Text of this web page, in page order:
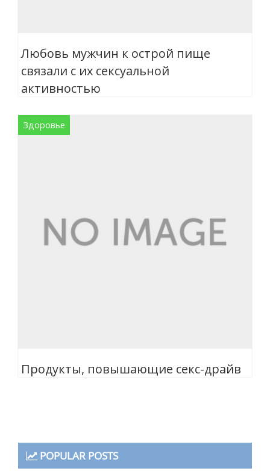
Любовь мужчин к острой пище
связали с их сексуальной
активностью
Здоровье
Продукты, повышающие секс-драйв
POPULAR POSTS